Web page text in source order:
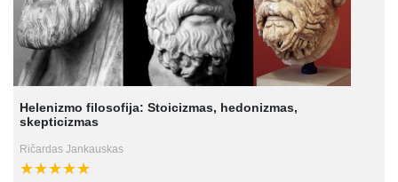
Helenizmo filosofija: Stoicizmas, hedonizmas,
skepticizmas
Ričardas Jankauskas